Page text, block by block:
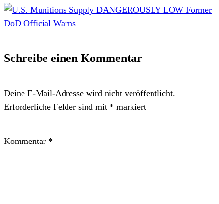
Schreibe einen Kommentar
Deine E-Mail-Adresse wird nicht veröffentlicht.
Erforderliche Felder sind mit * markiert
Kommentar *